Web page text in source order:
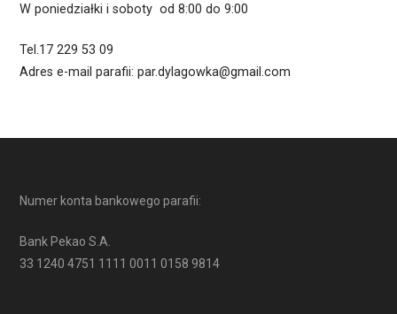
W poniedziałki i soboty od 8:00 do 9:00
Tel.17 229 53 09
Adres e-mail parafii: par.dylagowka@gmail.com
Numer konta bankowego parafii:
Bank Pekao S.A.
33 1240 4751 1111 0011 0158 9814